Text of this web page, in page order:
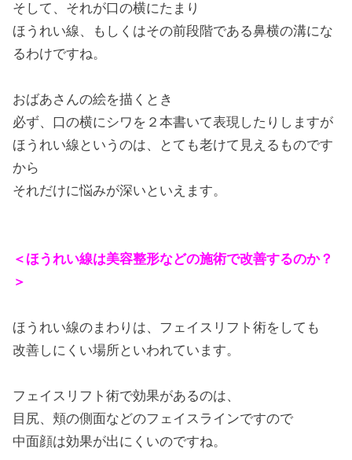
そして、それが口の横にたまり
ほうれい線、もしくはその前段階である鼻横の溝にな
るわけですね。
おばあさんの絵を描くとき
必ず、口の横にシワを２本書いて表現したりしますが
ほうれい線というのは、とても老けて見えるものです
から
それだけに悩みが深いといえます。
＜ほうれい線は美容整形などの施術で改善するのか？
＞
ほうれい線のまわりは、フェイスリフト術をしても
改善しにくい場所といわれています。
フェイスリフト術で効果があるのは、
目尻、頬の側面などのフェイスラインですので
中面顔は効果が出にくいのですね。